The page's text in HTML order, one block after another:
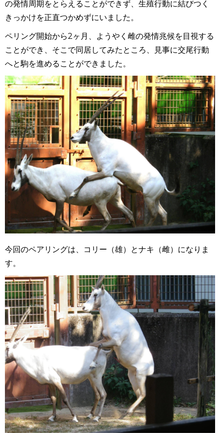
の発情周期をとらえることができず、生殖行動に結びつく
きっかけを正直つかめずにいました。
ペリング開始から2ヶ月、ようやく雌の発情兆候を目視する
ことができ、そこで同居してみたところ、見事に交尾行動
へと駒を進めることができました。
今回のペアリングは、コリー（雄）とナキ（雌）になりま
す。